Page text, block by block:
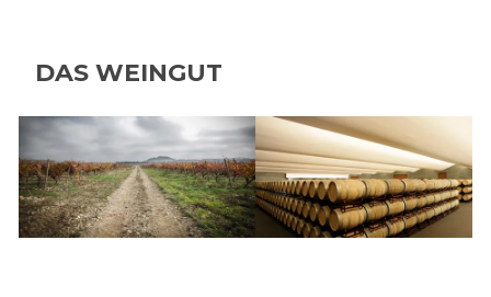
DAS WEINGUT